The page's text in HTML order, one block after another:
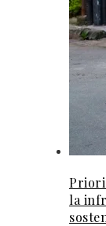
la